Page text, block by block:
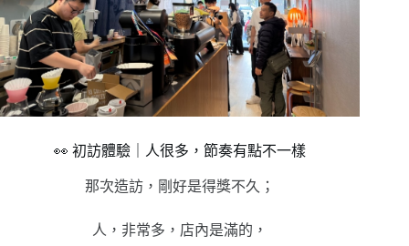
👀 初訪體驗｜人很多，節奏有點不一樣
那次造訪，剛好是得獎不久；
人，非常多，店內是滿的，